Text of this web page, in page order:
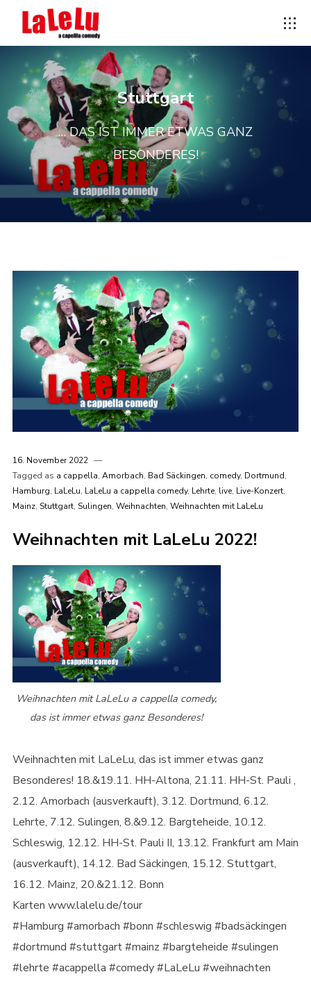
Stuttgart
… DAS IST IMMER ETWAS GANZ
BESONDERES!
16. November 2022
Tagged as a cappella, Amorbach, Bad Säckingen, comedy, Dortmund,
Hamburg, LaLeLu, LaLeLu a cappella comedy, Lehrte, live, Live-Konzert,
Mainz, Stuttgart, Sulingen, Weihnachten, Weihnachten mit LaLeLu
Weihnachten mit LaLeLu 2022!
Weihnachten mit LaLeLu a cappella comedy,
das ist immer etwas ganz Besonderes!
Weihnachten mit LaLeLu, das ist immer etwas ganz
Besonderes! 18.&19.11. HH-Altona, 21.11. HH-St. Pauli ,
2.12. Amorbach (ausverkauft), 3.12. Dortmund, 6.12.
Lehrte, 7.12. Sulingen, 8.&9.12. Bargteheide, 10.12.
Schleswig, 12.12. HH-St. Pauli II, 13.12. Frankfurt am Main
(ausverkauft), 14.12. Bad Säckingen, 15.12. Stuttgart,
16.12. Mainz, 20.&21.12. Bonn
Karten www.lalelu.de/tour
#Hamburg #amorbach #bonn #schleswig #badsäckingen
#dortmund #stuttgart #mainz #bargteheide #sulingen
#lehrte #acappella #comedy #LaLeLu #weihnachten